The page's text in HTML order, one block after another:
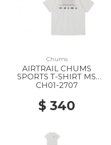
Chums
AIRTRAIL CHUMS
SPORTS T-SHIRT MS
W001 WHITE
CH01-2707
$ 340